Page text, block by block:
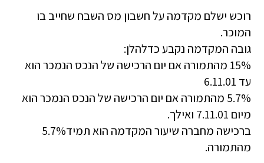
רוכש ישלם מקדמה על חשבון מס השבח שחייב בו
המוכר.
גובה המקדמה נקבע כדלהלן:
15% מהתמורה אם יום הרכישה של הנכס הנמכר הוא
עד 6.11.01
5.7% מהתמורה אם יום הרכישה של הנכס הנמכר הוא
מיום 7.11.01 ואילך.
ברכישה מחברה שיעור המקדמה הוא תמיד5.7%
מהתמורה.